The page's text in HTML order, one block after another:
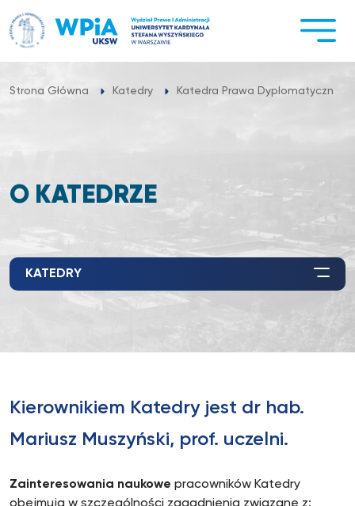
do
treści
Strona Główna Katedry Katedra Prawa
O KATEDRZE
KATEDRY
Kierownikiem Katedry jest dr hab.
Mariusz Muszyński, prof. uczelni.
Zainteresowania naukowe pracowników Katedry